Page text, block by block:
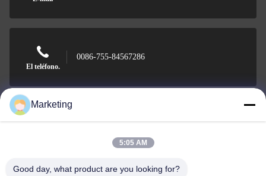
El teléfono.
0086-755-84567286
Guangdong Hwashi Technology inc.
Marketing
5:05 AM
Good day, what product are you looking for?